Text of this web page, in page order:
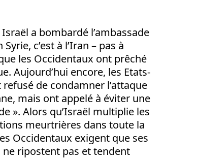
a bombardé l’ambassade
Syrie, c’est à l’Iran – pas à
les Occidentaux ont prêché
Aujourd’hui encore, les Etats-
de condamner l’attaque
mais ont appelé à éviter une
». Alors qu’Israël multiplie les
meurtrières dans toute la
Occidentaux exigent que ses
ripostent pas et tendent